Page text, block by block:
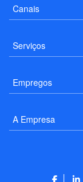
Canais
Serviços
Empregos
A Empresa